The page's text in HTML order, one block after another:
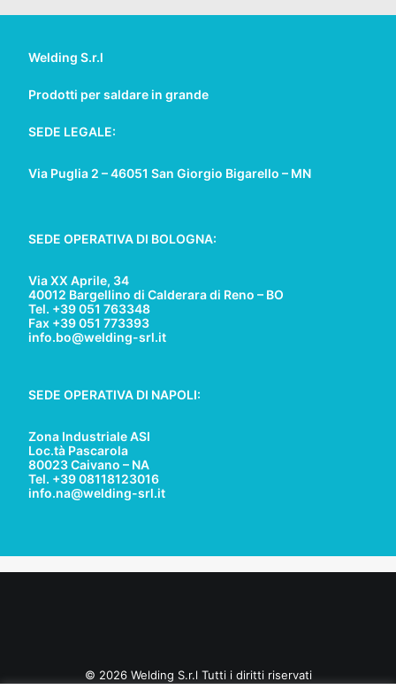
Welding S.r.l
Prodotti per saldare in grande
SEDE LEGALE:
Via Puglia 2 – 46051 San Giorgio Bigarello – MN
SEDE OPERATIVA DI BOLOGNA:
Via XX Aprile, 34
40012 Bargellino di Calderara di Reno – BO
Tel. +39 051 763348
Fax +39 051 773393
info.bo@welding-srl.it
SEDE OPERATIVA DI NAPOLI:
Zona Industriale ASI
Loc.tà Pascarola
80023 Caivano – NA
Tel. +39 08118123016
info.na@welding-srl.it
© 2026 Welding S.r.l Tutti i diritti riservati